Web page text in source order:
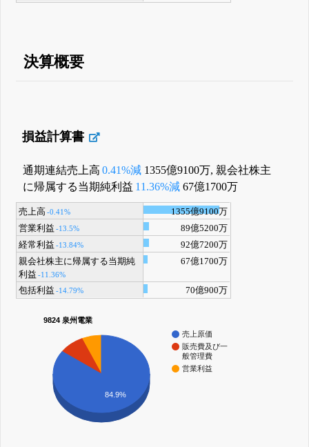
決算概要
損益計算書
通期連結売上高 0.41%減 1355億9100万, 親会社株主
に帰属する当期純利益 11.36%減 67億1700万
売上高-0.41%
1355億9100万
営業利益 -13.5%
89億5200万
経常利益 -13.84%
92億7200万
親会社株主に帰属する当期純
利益 -11.36%
67億1700万
包括利益 -14.79% 70億900万
9824 泉州電業
売上原価
販売費及び一
般管理費
営業利益
84.9%